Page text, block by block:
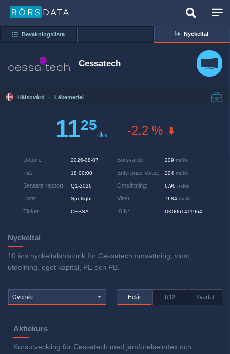
Bevakningslista Nyckeltal
Cessatech
Hälsovård · Läkemedel
1125
dkk -2,2 %
Datum: 2026-08-07
Tid: 18:00:00
Senaste rapport: Q1-2026
Lista: Spotlight
Ticker: CESSA
Börsvärde: 209 mdkk
Enterprise Value: 204 mdkk
Omsättning: 6,96 mdkk
Vinst: -9,84 mdkk
ISIN: DK0061411964
Nyckeltal
10 års nyckeltalshistorik för Cessatech omsättning, vinst,
utdelning, eget kapital, PE och PB.
Översikt Helår R12 Kvartal
Aktiekurs
Kursutveckling för Cessatech med jämförelseindex och